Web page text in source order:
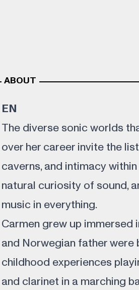
ABOUT
EN
The diverse sonic worlds
over her career invite the
caverns, and intimacy
natural curiosity of sound,
music in everything.
Carmen grew up immersed
and Norwegian father were
childhood experiences
and clarinet in a marching